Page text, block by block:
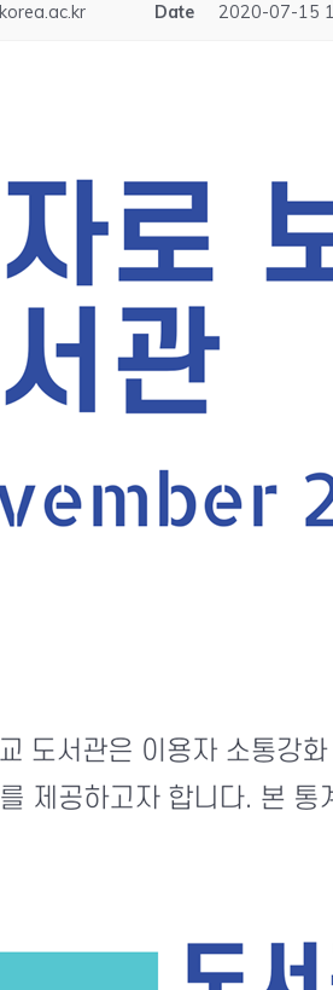
Date 2020-07-15